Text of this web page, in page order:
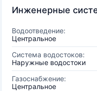
Инженерные
Водоотведение:
Центральное
Система водостоков:
Наружные водостоки
Газоснабжение:
Центральное